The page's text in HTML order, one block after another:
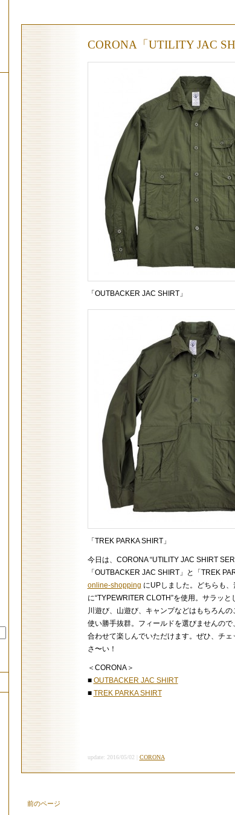
CORONA「UTILITY JAC
「OUTBACKER JAC SHIRT」
「TREK PARKA SHIRT」
今日は、CORONA “UTILITY JAC SHIRT
「OUTBACKER JAC SHIRT」と「TREK
online-shopping にUPしました。どちらも、
に“TYPEWRITER CLOTH”を使用。サラッと
川遊び、山遊び、キャンプなどはもちろんの
使い勝手抜群。フィールドを選びませんので
合わせて楽しんでいただけます。ぜひ、チェ
さ〜い！
＜CORONA＞
■ OUTBACKER JAC SHIRT
■ TREK PARKA SHIRT
update: 2016/05/02 | CORONA
前のページ